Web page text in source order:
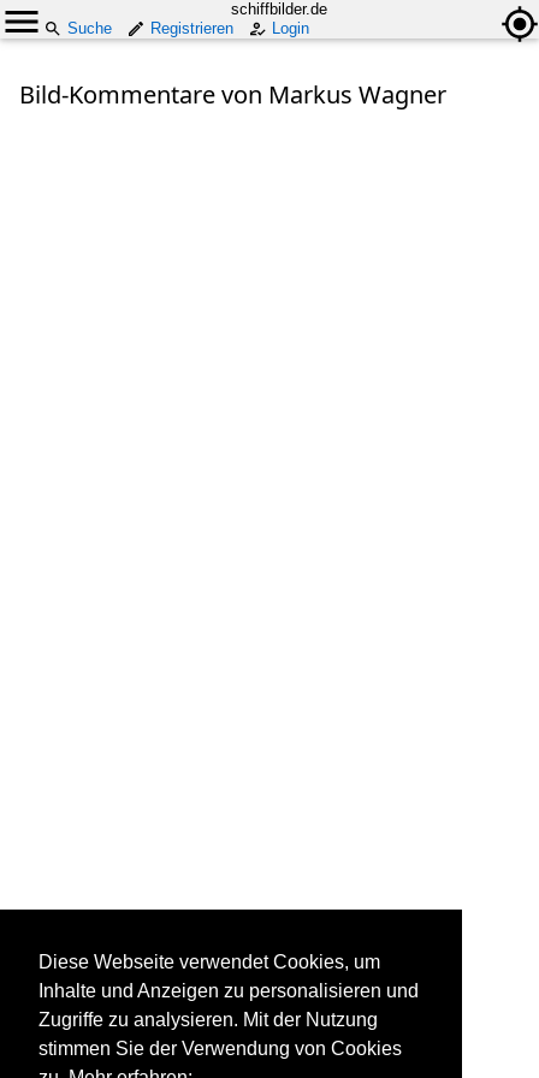
schiffbilder.de
Suche
Registrieren Login
Bild-Kommentare von Markus Wagner
Diese Webseite verwendet Cookies, um
Inhalte und Anzeigen zu personalisieren und
Zugriffe zu analysieren. Mit der Nutzung
stimmen Sie der Verwendung von Cookies